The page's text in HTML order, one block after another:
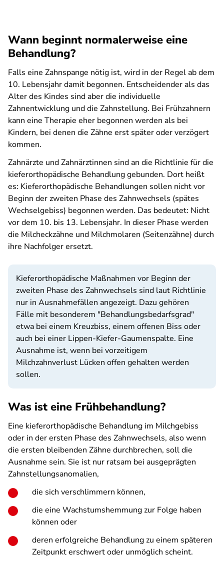
Wann beginnt normalerweise eine
Behandlung?
Falls eine Zahnspange nötig ist, wird in der Regel ab dem
10. Lebensjahr damit begonnen. Entscheidender als das
Alter des Kindes sind aber die individuelle
Zahnentwicklung und die Zahnstellung. Bei Frühzahnern
kann eine Therapie eher begonnen werden als bei
Kindern, bei denen die Zähne erst später oder verzögert
kommen.
Zahnärzte und Zahnärztinnen sind an die Richtlinie für die
kieferorthopädische Behandlung gebunden. Dort heißt
es: Kieferorthopädische Behandlungen sollen nicht vor
Beginn der zweiten Phase des Zahnwechsels (spätes
Wechselgebiss) begonnen werden. Das bedeutet: Nicht
vor dem 10. bis 13. Lebensjahr. In dieser Phase werden
die Milcheckzähne und Milchmolaren (Seitenzähne) durch
ihre Nachfolger ersetzt.
Kieferorthopädische Maßnahmen vor Beginn der
zweiten Phase des Zahnwechsels sind laut Richtlinie
nur in Ausnahmefällen angezeigt. Dazu gehören
Fälle mit besonderem "Behandlungsbedarfsgrad"
etwa bei einem Kreuzbiss, einem offenen Biss oder
auch bei einer Lippen-Kiefer-Gaumenspalte. Eine
Ausnahme ist, wenn bei vorzeitigem
Milchzahnverlust Lücken offen gehalten werden
sollen.
Was ist eine Frühbehandlung?
Eine kieferorthopädische Behandlung im Milchgebiss
oder in der ersten Phase des Zahnwechsels, also wenn
die ersten bleibenden Zähne durchbrechen, soll die
Ausnahme sein. Sie ist nur ratsam bei ausgeprägten
Zahnstellungsanomalien,
die sich verschlimmern können,
die eine Wachstumshemmung zur Folge haben
können oder
deren erfolgreiche Behandlung zu einem späteren
Zeitpunkt erschwert oder unmöglich scheint.